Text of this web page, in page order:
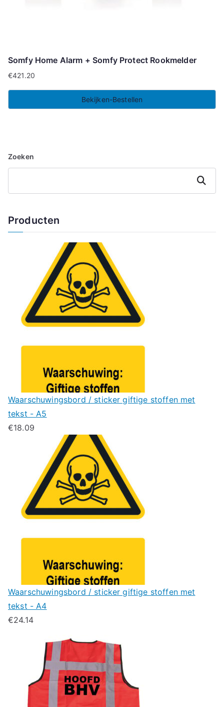
Somfy Home Alarm + Somfy Protect Rookmelder
€421.20
Bekijken-Bestellen
Zoeken
Zoeken
Producten
Waarschuwingsbord / sticker giftige stoffen met
tekst - A5
€18.09
Waarschuwingsbord / sticker giftige stoffen met
tekst - A4
€24.14